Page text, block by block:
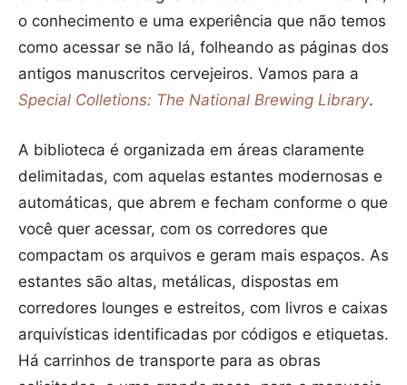
o conhecimento e uma experiência que não temos
como acessar se não lá, folheando as páginas dos
antigos manuscritos cervejeiros. Vamos para a
Special Colletions: The National Brewing Library.
A biblioteca é organizada em áreas claramente
delimitadas, com aquelas estantes modernosas e
automáticas, que abrem e fecham conforme o que
você quer acessar, com os corredores que
compactam os arquivos e geram mais espaços. As
estantes são altas, metálicas, dispostas em
corredores lounges e estreitos, com livros e caixas
arquivísticas identificadas por códigos e etiquetas.
Há carrinhos de transporte para as obras